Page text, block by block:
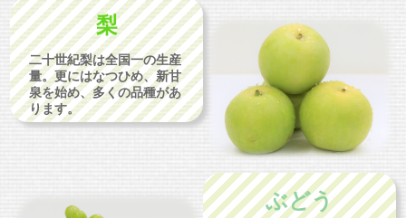
梨
二十世紀梨は全国一の生産
量。更にはなつひめ、新甘
泉を始め、多くの品種があ
ります。
ぶどう